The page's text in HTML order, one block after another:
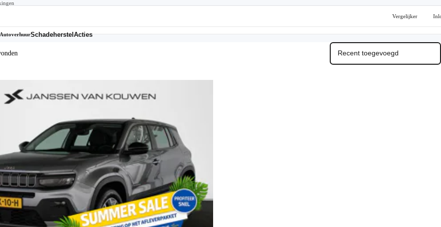
Vergelijker
AutoverhuurSchadeherstelActies